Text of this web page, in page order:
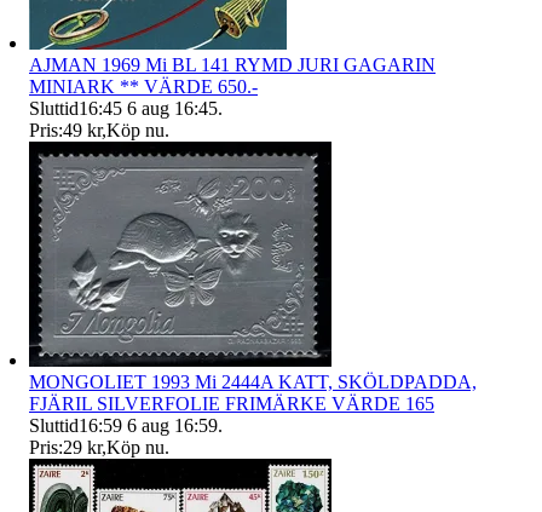
AJMAN 1969 Mi BL 141 RYMD JURI GAGARIN
MINIARK ** VÄRDE 650.-
Sluttid16:45 6 aug 16:45.
Pris:49 kr,Köp nu.
MONGOLIET 1993 Mi 2444A KATT, SKÖLDPADDA,
FJÄRIL SILVERFOLIE FRIMÄRKE VÄRDE 165
Sluttid16:59 6 aug 16:59.
Pris:29 kr,Köp nu.